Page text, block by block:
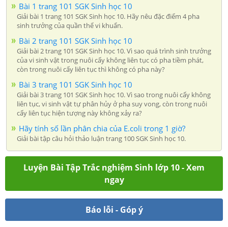
Bài 1 trang 101 SGK Sinh học 10
Giải bài 1 trang 101 SGK Sinh học 10. Hãy nêu đặc điểm 4 pha
sinh trưởng của quần thể vi khuẩn.
Bài 2 trang 101 SGK Sinh học 10
Giải bài 2 trang 101 SGK Sinh học 10. Vì sao quá trình sinh trưởng
của vi sinh vật trong nuôi cấy không liên tục có pha tiềm phát,
còn trong nuôi cấy liên tục thì không có pha này?
Bài 3 trang 101 SGK Sinh học 10
Giải bài 3 trang 101 SGK Sinh học 10. Vì sao trong nuôi cấy không
liên tục, vi sinh vật tự phân hủy ở pha suy vong, còn trong nuôi
cấy liên tục hiện tượng này không xảy ra?
Hãy tính số lần phân chia của E.coli trong 1 giờ?
Giải bài tập câu hỏi thảo luận trang 100 SGK Sinh học 10.
Luyện Bài Tập Trắc nghiệm Sinh lớp 10 - Xem
ngay
Báo lỗi - Góp ý